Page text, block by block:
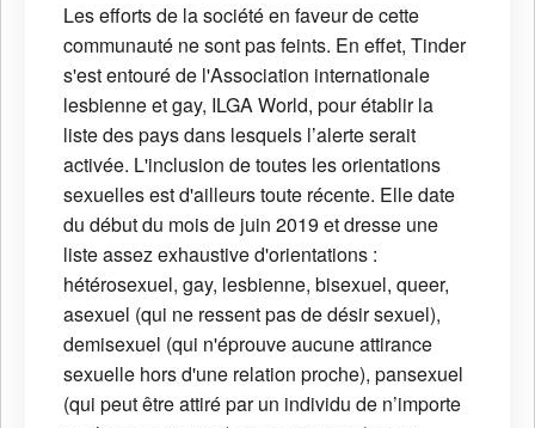
Les efforts de la société en faveur de cette
communauté ne sont pas feints. En effet, Tinder
s'est entouré de l'Association internationale
lesbienne et gay, ILGA World, pour établir la
liste des pays dans lesquels l’alerte serait
activée. L'inclusion de toutes les orientations
sexuelles est d'ailleurs toute récente. Elle date
du début du mois de juin 2019 et dresse une
liste assez exhaustive d'orientations :
hétérosexuel, gay, lesbienne, bisexuel, queer,
asexuel (qui ne ressent pas de désir sexuel),
demisexuel (qui n'éprouve aucune attirance
sexuelle hors d'une relation proche), pansexuel
(qui peut être attiré par un individu de n’importe